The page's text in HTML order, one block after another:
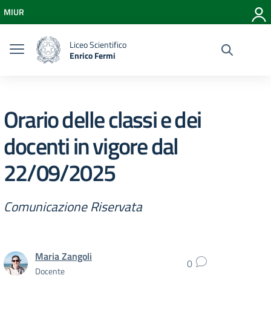
Vai al menu di navigazione
Vai al footer
MIUR
Liceo Scientifico
Enrico Fermi
Orario delle classi e dei
docenti in vigore dal
22/09/2025
Comunicazione Riservata
Maria Zangoli
Docente 0